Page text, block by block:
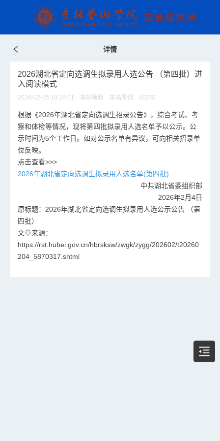
详情
2026湖北省定向选调生拟录用人选公告 （第四批）进
入阅读模式
2026-02-05 10:26:01 本站编辑 本站原创 402次
根据《2026年湖北省定向选调生招录公告》，综合考试、考
察和体检等情况，现将第四批拟录用人选名单予以公示。公
示时间为5个工作日。如对公示名单有异议，可向相关招录单
位反映。
点击查看>>>
2026年湖北省定向选调生拟录用人选名单(第四批)
中共湖北省委组织部
2026年2月4日
原标题：2026年湖北省定向选调生拟录用人选公示公告 （第
四批）
文章来源：
https://rst.hubei.gov.cn/hbrsksw/zwgk/zygg/202602/t20260
204_5870317.shtml